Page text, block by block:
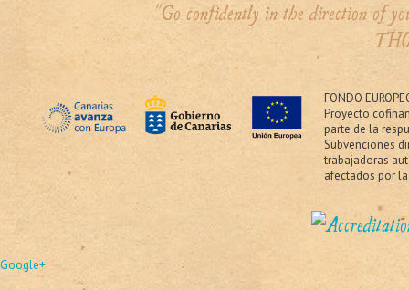
"Go confidently in the direction of
FONDO
Proyecto
parte de la
Subvenciones
trabajadoras
afectados por
Google+